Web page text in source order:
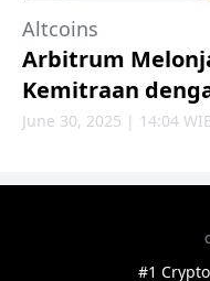
Altcoins
Arbitrum
Kemitraan
June 30, 2025 | 14:04
#1